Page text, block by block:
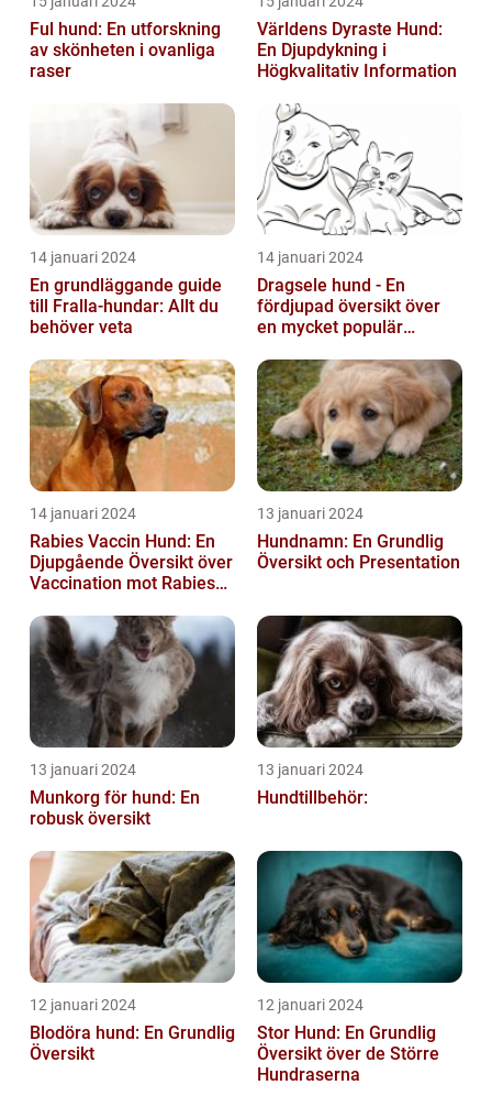
Ful hund: En utforskning
av skönheten i ovanliga
raser
Världens Dyraste Hund:
En Djupdykning i
Högkvalitativ Information
14 januari 2024
En grundläggande guide
till Fralla-hundar: Allt du
behöver veta
14 januari 2024
Dragsele hund - En
fördjupad översikt över
en mycket populär
14 januari 2024
Rabies Vaccin Hund: En
Djupgående Översikt över
Vaccination mot Rabies
13 januari 2024
Hundnamn: En Grundlig
Översikt och Presentation
13 januari 2024
Munkorg för hund: En
robusk översikt
13 januari 2024
Hundtillbehör:
12 januari 2024
Blodöra hund: En Grundlig
Översikt
12 januari 2024
Stor Hund: En Grundlig
Översikt över de Större
Hundraserna